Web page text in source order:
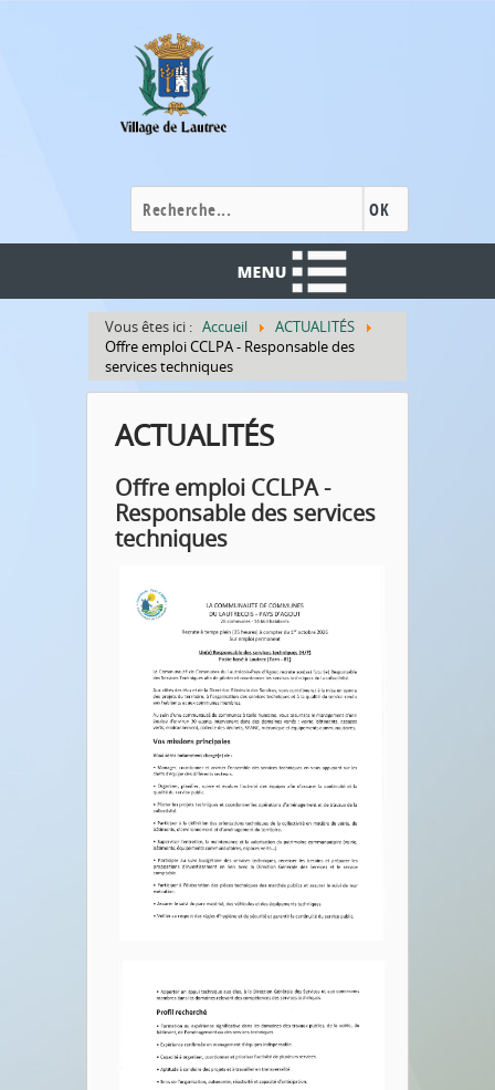
OK
Vous êtes ici : Accueil
ACTUALITÉS
Offre emploi CCLPA - Responsable des
services techniques
ACTUALITÉS
Offre emploi CCLPA -
Responsable des services
techniques